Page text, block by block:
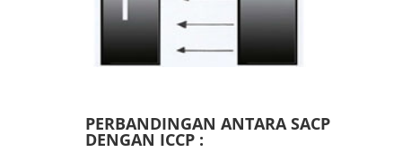
PERBANDINGAN ANTARA SACP
DENGAN ICCP :